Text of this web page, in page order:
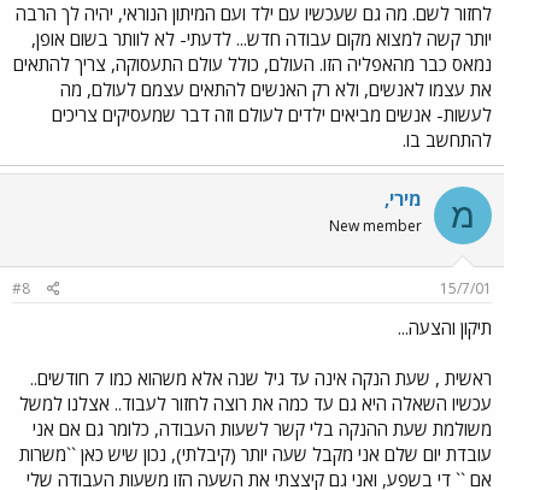
לחזור לשם. מה גם שעכשיו עם ילד ועם המיתון הנוראי, יהיה לך הרבה
יותר קשה למצוא מקום עבודה חדש... לדעתי- לא לוותר בשום אופן,
נמאס כבר מהאפליה הזו. העולם, כולל עולם התעסוקה, צריך להתאים
את עצמו לאנשים, ולא רק האנשים להתאים עצמם לעולם, מה
לעשות- אנשים מביאים ילדים לעולם וזה דבר שמעסיקים צריכים
להתחשב בו.
מ מירי,
New member
15/7/01
#8
תיקון והצעה...
ראשית , שעת הנקה אינה עד גיל שנה אלא משהוא כמו 7 חודשים..
עכשיו השאלה היא גם עד כמה את רוצה לחזור לעבוד.. אצלנו למשל
משולמת שעת ההנקה בלי קשר לשעות העבודה, כלומר גם אם אני
עובדת יום שלם אני מקבל שעה יותר (קיבלתי), נכון שיש כאן ``משרות
אם `` די בשפע, ואני גם קיצצתי את השעה הזו משעות העבודה שלי